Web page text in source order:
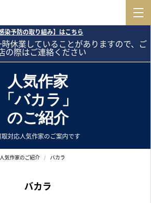
感染予防の取り組み】はこちら
休業していることがありますので、ご
の際はご連絡ください
人気作家
「バカラ」
のご紹介
取対応人気作家のご案内です
人気作家のご紹介 バカラ
バカラ